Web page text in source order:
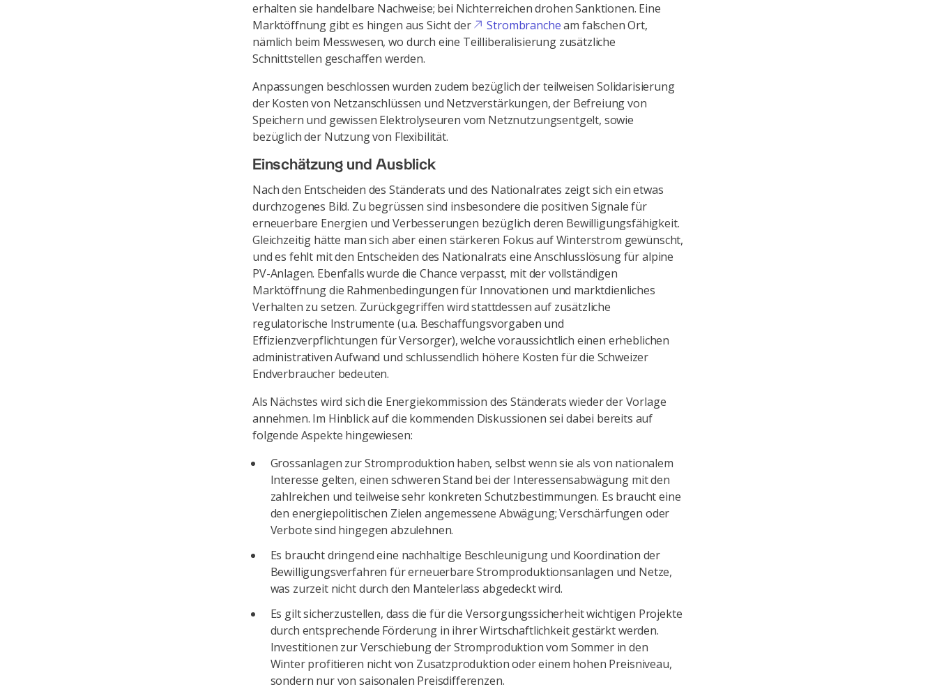
erhalten sie handelbare Nachweise; bei Nichterreichen drohen Sanktionen. Eine
Marktöffnung gibt es hingen aus Sicht der
Strombrancheam falschen Ort,
nämlich beim Messwesen, wo durch eine Teilliberalisierung zusätzliche
Schnittstellen geschaffen werden.
Anpassungen beschlossen wurden zudem bezüglich der teilweisen Solidarisierung
der Kosten von Netzanschlüssen und Netzverstärkungen, der Befreiung von
Speichern und gewissen Elektrolyseuren vom Netznutzungsentgelt, sowie
bezüglich der Nutzung von Flexibilität.
Einschätzung und Ausblick
Nach den Entscheiden des Ständerats und des Nationalrates zeigt sich ein etwas
durchzogenes Bild. Zu begrüssen sind insbesondere die positiven Signale für
erneuerbare Energien und Verbesserungen bezüglich deren Bewilligungsfähigkeit.
Gleichzeitig hätte man sich aber einen stärkeren Fokus auf Winterstrom gewünscht,
und es fehlt mit den Entscheiden des Nationalrats eine Anschlusslösung für alpine
PV-Anlagen. Ebenfalls wurde die Chance verpasst, mit der vollständigen
Marktöffnung die Rahmenbedingungen für Innovationen und marktdienliches
Verhalten zu setzen. Zurückgegriffen wird stattdessen auf zusätzliche
regulatorische Instrumente (u.a. Beschaffungsvorgaben und
Effizienzverpflichtungen für Versorger), welche voraussichtlich einen erheblichen
administrativen Aufwand und schlussendlich höhere Kosten für die Schweizer
Endverbraucher bedeuten.
Als Nächstes wird sich die Energiekommission des Ständerats wieder der Vorlage
annehmen. Im Hinblick auf die kommenden Diskussionen sei dabei bereits auf
folgende Aspekte hingewiesen:
Grossanlagen zur Stromproduktion haben, selbst wenn sie als von nationalem
Interesse gelten, einen schweren Stand bei der Interessensabwägung mit den
zahlreichen und teilweise sehr konkreten Schutzbestimmungen. Es braucht eine
den energiepolitischen Zielen angemessene Abwägung; Verschärfungen oder
Verbote sind hingegen abzulehnen.
Es braucht dringend eine nachhaltige Beschleunigung und Koordination der
Bewilligungsverfahren für erneuerbare Stromproduktionsanlagen und Netze,
was zurzeit nicht durch den Mantelerlass abgedeckt wird.
Es gilt sicherzustellen, dass die für die Versorgungssicherheit wichtigen Projekte
durch entsprechende Förderung in ihrer Wirtschaftlichkeit gestärkt werden.
Investitionen zur Verschiebung der Stromproduktion vom Sommer in den
Winter profitieren nicht von Zusatzproduktion oder einem hohen Preisniveau,
sondern nur von saisonalen Preisdifferenzen.